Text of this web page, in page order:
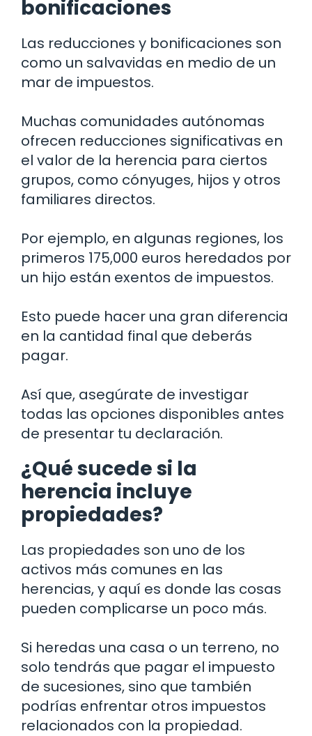
bonificaciones
Las reducciones y bonificaciones son
como un salvavidas en medio de un
mar de impuestos.
Muchas comunidades autónomas
ofrecen reducciones significativas en
el valor de la herencia para ciertos
grupos, como cónyuges, hijos y otros
familiares directos.
Por ejemplo, en algunas regiones, los
primeros 175,000 euros heredados por
un hijo están exentos de impuestos.
Esto puede hacer una gran diferencia
en la cantidad final que deberás
pagar.
Así que, asegúrate de investigar
todas las opciones disponibles antes
de presentar tu declaración.
¿Qué sucede si la
herencia incluye
propiedades?
Las propiedades son uno de los
activos más comunes en las
herencias, y aquí es donde las cosas
pueden complicarse un poco más.
Si heredas una casa o un terreno, no
solo tendrás que pagar el impuesto
de sucesiones, sino que también
podrías enfrentar otros impuestos
relacionados con la propiedad.